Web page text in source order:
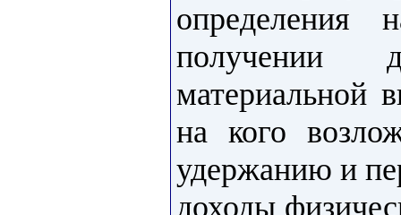
определения
получении
материальной
на кого
удержанию и
доходы